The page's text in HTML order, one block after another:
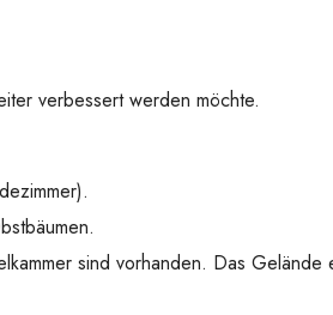
verbessert werden möchte.
sind vorhanden. Das